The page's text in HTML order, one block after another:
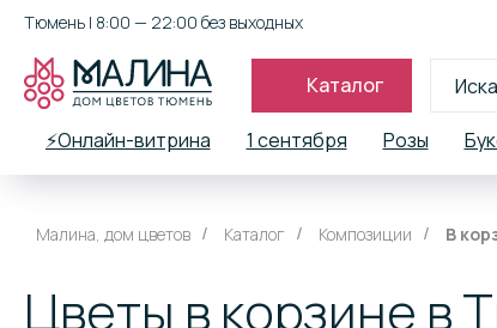
Тюмень | 8:00 — 22:00 без выходных
Каталог
⚡Онлайн-витрина 1 сентября Розы
Малина, дом цветов / Каталог / Композиции / В
Цветы в корзине в